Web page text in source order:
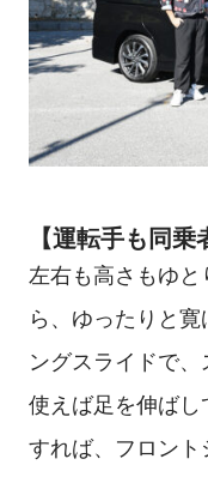
【運転手も同乗
左右も高さもゆ
ら、ゆったりと
ングスライドで
使えば足を伸ばし
すれば、フロン